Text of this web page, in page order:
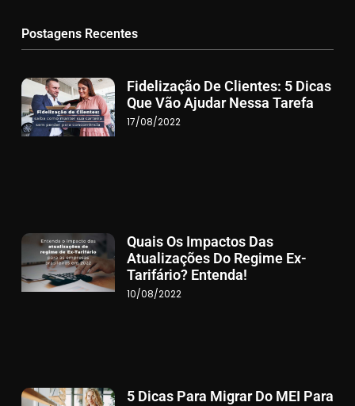
Postagens Recentes
Fidelização De Clientes: 5 Dicas
Que Vão Ajudar Nessa Tarefa
17/08/2022
Quais Os Impactos Das
Atualizações Do Regime Ex-
Tarifário? Entenda!
10/08/2022
5 Dicas Para Migrar Do MEI Para